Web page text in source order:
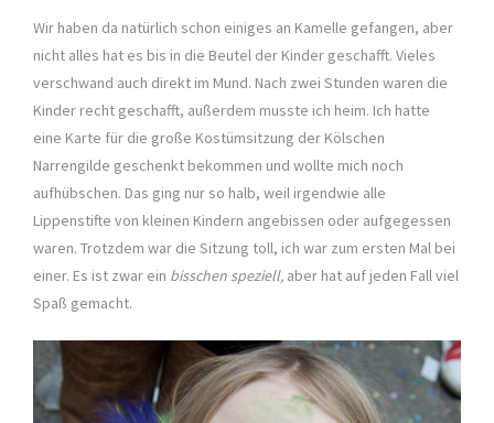
Wir haben da natürlich schon einiges an Kamelle gefangen, aber
nicht alles hat es bis in die Beutel der Kinder geschafft. Vieles
verschwand auch direkt im Mund. Nach zwei Stunden waren die
Kinder recht geschafft, außerdem musste ich heim. Ich hatte
eine Karte für die große Kostümsitzung der Kölschen
Narrengilde geschenkt bekommen und wollte mich noch
aufhübschen. Das ging nur so halb, weil irgendwie alle
Lippenstifte von kleinen Kindern angebissen oder aufgegessen
waren. Trotzdem war die Sitzung toll, ich war zum ersten Mal bei
einer. Es ist zwar ein bisschen speziell, aber hat auf jeden Fall viel
Spaß gemacht.